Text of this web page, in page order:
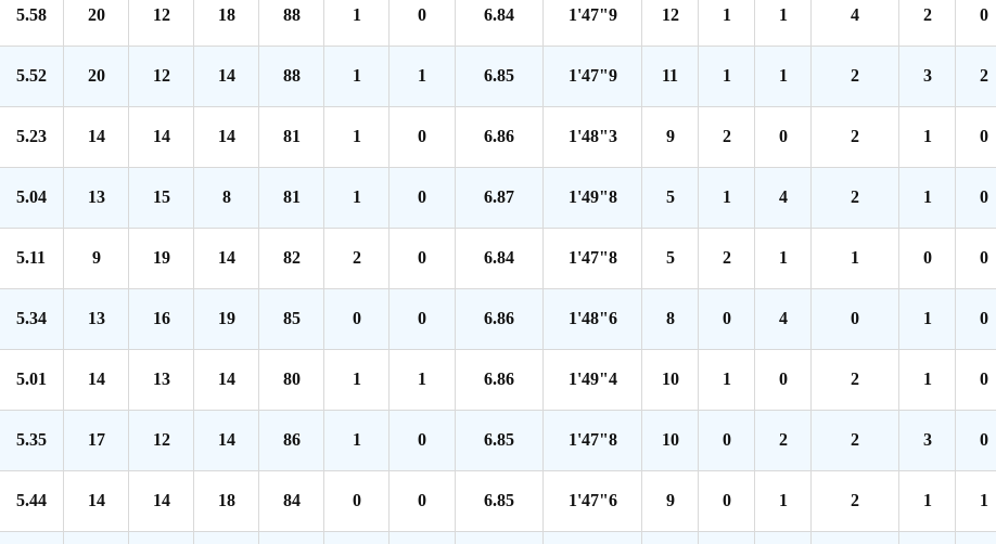
5.58 20 12 18 88 1 0 6.84 1'47"9 12 1 1 4 2 0
5.52 20 12 14 88 1 1 6.85 1'47"9 11 1 1 2 3 2
5.23 14 14 14 81 1 0 6.86 1'48"3 9 2 0 2 1 0
5.04 13 15 8 81 1 0 6.87 1'49"8 5 1 4 2 1 0
5.11 9 19 14 82 2 0 6.84 1'47"8 5 2 1 1 0 0
5.34 13 16 19 85 0 0 6.86 1'48"6 8 0 4 0 1 0
5.01 14 13 14 80 1 1 6.86 1'49"4 10 1 0 2 1 0
5.35 17 12 14 86 1 0 6.85 1'47"8 10 0 2 2 3 0
5.44 14 14 18 84 0 0 6.85 1'47"6 9 0 1 2 1 1